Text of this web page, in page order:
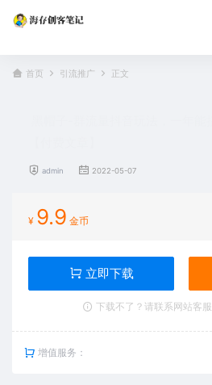
首页 引流推广 正文
admin 2022-05-07
¥ 9.9 金币
立即下载
下载不了？请联系网站客
增值服务：